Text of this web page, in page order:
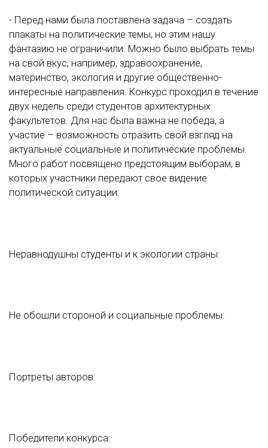
- Перед нами была поставлена задача – создать
плакаты на политические темы, но этим нашу
фантазию не ограничили. Можно было выбрать темы
на свой вкус, например, здравоохранение,
материнство, экология и другие общественно-
интересные направления. Конкурс проходил в течение
двух недель среди студентов архитектурных
факультетов. Для нас была важна не победа, а
участие – возможность отразить свой взгляд на
актуальные социальные и политические проблемы.
Много работ посвящено предстоящим выборам, в
которых участники передают свое видение
политической ситуации:
Неравнодушны студенты и к экологии страны:
Не обошли стороной и социальные проблемы:
Портреты авторов:
Победители конкурса: